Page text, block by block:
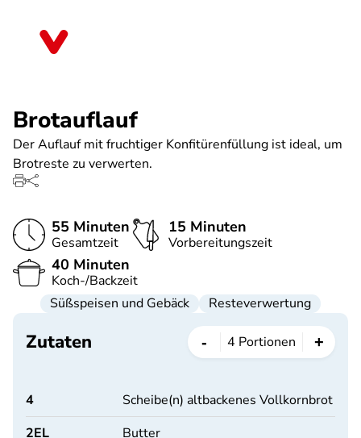
Brotauflauf
Der Auflauf mit fruchtiger Konfitürenfüllung ist ideal, um
Brotreste zu verwerten.
55 Minuten
Gesamtzeit
15 Minuten
Vorbereitungszeit
40 Minuten
Koch-/Backzeit
Süßspeisen und Gebäck
Resteverwertung
Zutaten - 4 Portionen +
4
Scheibe(n) altbackenes Vollkornbrot
2EL
Butter